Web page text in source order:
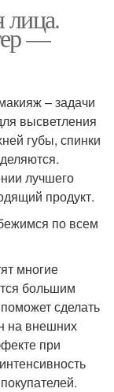
—
– задачи
высветления
губы, спинки
лучшего
продукт.
по всем
многие
большим
сделать
на внешних
при